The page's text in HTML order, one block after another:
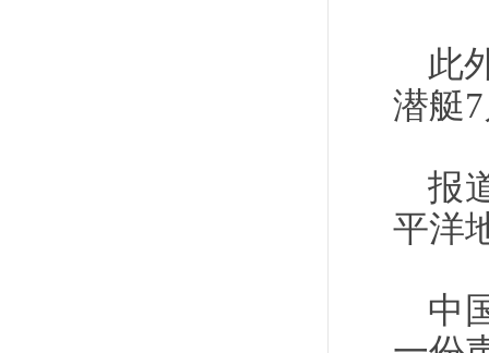
此
潜艇
报
平洋
中